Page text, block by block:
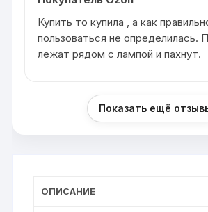
Купить то купила , а как
пользоваться не определилась.
лежат рядом с лампой и пахнут.
Показать ещё
ОПИСАНИЕ